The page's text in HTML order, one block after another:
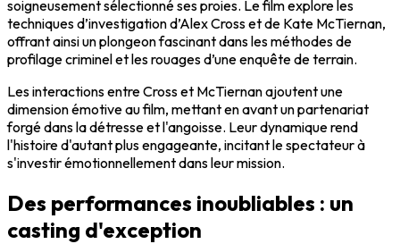
soigneusement sélectionné ses proies. Le film explore les
techniques d’investigation d’Alex Cross et de Kate McTiernan,
offrant ainsi un plongeon fascinant dans les méthodes de
profilage criminel et les rouages d’une enquête de terrain.
Les interactions entre Cross et McTiernan ajoutent une
dimension émotive au film, mettant en avant un partenariat
forgé dans la détresse et l'angoisse. Leur dynamique rend
l'histoire d'autant plus engageante, incitant le spectateur à
s'investir émotionnellement dans leur mission.
Des performances inoubliables : un
casting d'exception